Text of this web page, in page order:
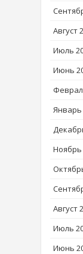
Август
Июль
Июнь
Январь
Ноябрь
Август
Июль
Июнь